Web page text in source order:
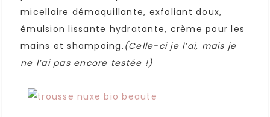
micellaire démaquillante, exfoliant doux,
émulsion lissante hydratante, crème pour les
mains et shampoing. (Celle-ci je l’ai, mais je
ne l’ai pas encore testée !)